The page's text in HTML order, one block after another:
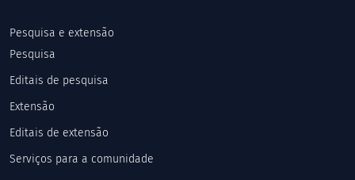
Pesquisa e extensão
Pesquisa
Editais de pesquisa
Extensão
Editais de extensão
Serviços para a comunidade